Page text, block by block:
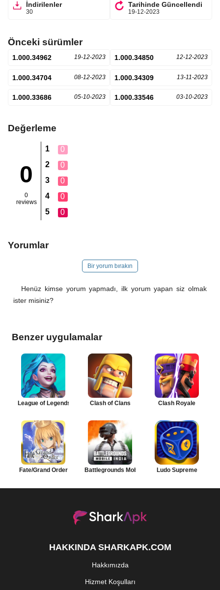
İndirilenler
30
Tarihinde Güncellendi
19-12-2023
Önceki sürümler
1.000.34962 19-12-2023 1.000.34850 12-12-2023
1.000.34704 08-12-2023 1.000.34309 13-11-2023
1.000.33686 05-10-2023 1.000.33546 03-10-2023
Değerleme
0
0
reviews
1
0
2
0
3
0
4
0
5
0
Yorumlar
Bir yorum bırakın
Henüz kimse yorum yapmadı, ilk yorum yapan siz olmak
ister misiniz?
Benzer uygulamalar
League of Legends: Wild RiftClash of Clans Clash Royale
Fate/Grand Order Battlegrounds Mobile IndiaLudo Supreme
HAKKINDA SHARKAPK.COM
Hakkımızda
Hizmet Koşulları